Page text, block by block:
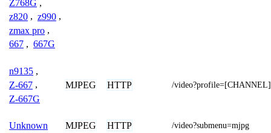
Z768G ,
z820 , z990 ,
zmax pro ,
667 , 667G
n9135 ,
Z-667 ,
Z-667G
MJPEG HTTP /video?profile=[CHANNEL]
Unknown MJPEG HTTP /video?submenu=mjpg